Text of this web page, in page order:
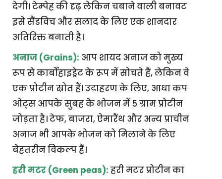
देगी। टेम्पेह की दृढ़ लेकिन चबाने वाली बनावट
इसे सैंडविच और सलाद के लिए एक शानदार
अतिरिक्त बनाती है।
अनाज (Grains): आप शायद अनाज को मुख्य
रूप से कार्बोहाइड्रेट के रूप में सोचते हैं, लेकिन वे
एक प्रोटीन स्रोत हैं। उदाहरण के लिए, आधा कप
ओट्स आपके सुबह के भोजन में 5 ग्राम प्रोटीन
जोड़ता है। टेफ, बाजरा, ऐमारैंथ और अन्य प्राचीन
अनाज भी आपके भोजन को मिलाने के लिए
बेहतरीन विकल्प हैं।
हरी मटर (Green peas): हरी मटर प्रोटीन का